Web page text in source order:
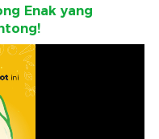
Enak yang